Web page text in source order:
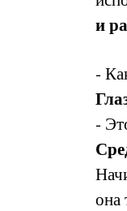
и
-
-
она